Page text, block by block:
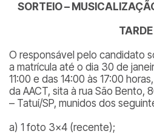
SORTEIO –
TARDE
O responsável pelo candidato
a matrícula até o dia 30 de
11:00 e das 14:00 às 17:00
da AACT, sita à rua São Bento,
– Tatuí/SP, munidos dos
a) 1 foto 3×4 (recente);